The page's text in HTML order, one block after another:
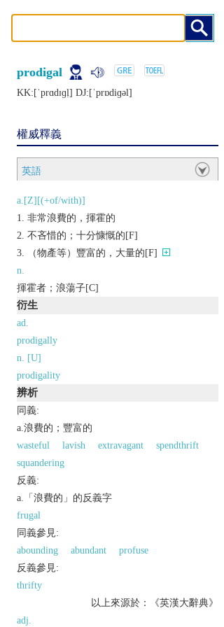
prodigal
KK:[ˈprɑdɪɡḷ] DJ:[ˈprɒdiɡǝl]
權威釋義
英語
a.[Z][(+of/with)]
非常浪費的，揮霍的
不吝惜的；十分慷慨的[F]
（物產等）豐富的，大量的[F]
n.
揮霍者；浪蕩子[C]
衍生
ad.
prodigally
n. [U]
prodigality
辨析
同義:
a.浪費的；豐富的
wasteful
lavish extravagant
spendthrift
squandering
反義:
a.「浪費的」的反義字
frugal
同義參見:
abounding
abundant
profuse
反義參見:
thrifty
以上來源於：《英漢大辭典》
adj.